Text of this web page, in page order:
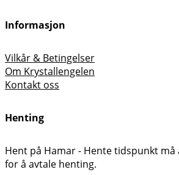
Informasjon
Vilkår & Betingelser
Om Krystallengelen
Kontakt oss
Henting
Hent på Hamar - Hente tidspunkt må
for å avtale henting.